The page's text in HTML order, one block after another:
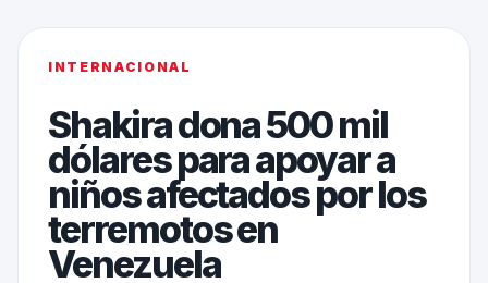
INTERNACIONAL
Shakira dona 500 mil
dólares para apoyar a
niños afectados por los
terremotos en
Venezuela